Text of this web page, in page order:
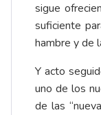
sigue
suficiente
hambre y de
Y acto
uno de los
de las